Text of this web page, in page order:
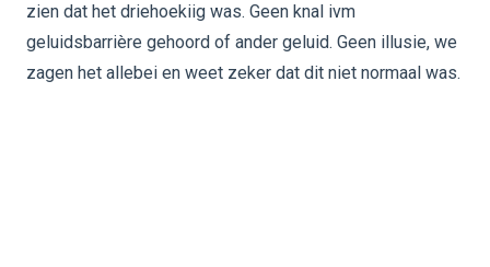
zien dat het driehoekiig was. Geen knal ivm
geluidsbarrière gehoord of ander geluid. Geen illusie, we
zagen het allebei en weet zeker dat dit niet normaal was.